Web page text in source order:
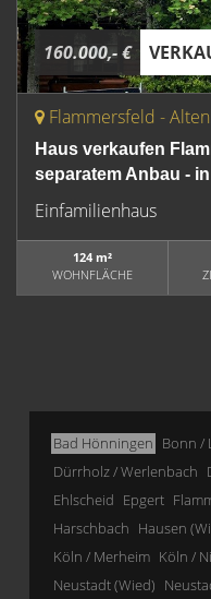
160.000,- €
Flammersfeld -
Haus verkaufen
separatem Anbau -
Einfamilienhaus
124 m²
WOHNFLÄCHE
Bad Hönningen Bonn /
Dürrholz / Werlenbach
Ehlscheid Epgert
Harschbach Hausen
Köln / Merheim Köln /
Neustadt (Wied)